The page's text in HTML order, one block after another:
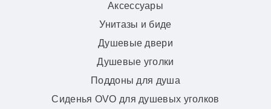
Аксессуары
Унитазы и биде
Душевые двери
Душевые уголки
Поддоны для душа
Сиденья OVO для душевых уголков